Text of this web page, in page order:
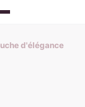
d'élégance